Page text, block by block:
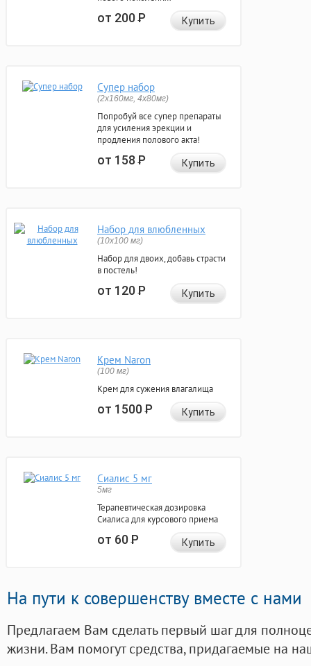
от 200Р Купить
Супер набор
(2х160мг, 4х80мг)
Попробуй все супер препараты
для усиления эрекции и
продления полового акта!
от 158Р Купить
Набор для влюбленных
(10х100 мг)
Набор для двоих, добавь страсти
в постель!
от 120Р Купить
Крем Naron
(100 мг)
Крем для сужения влагалища
от 1500Р Купить
Сиалис 5 мг
5мг
Терапевтическая дозировка
Сиалиса для курсового приема
от 60Р Купить
На пути к совершенству вместе с нами
Предлагаем Вам сделать первый шаг для
жизни. Вам помогут средства, придагаемые на